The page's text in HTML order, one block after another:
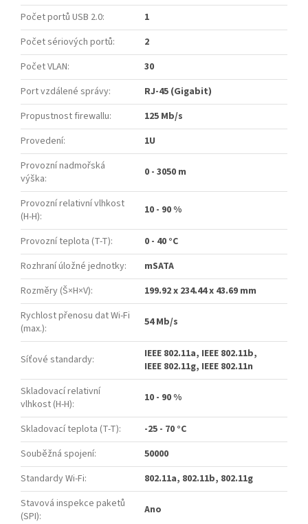
Počet portů USB 2.0:
1
Počet sériových portů:
2
Počet VLAN:
30
Port vzdálené správy:
RJ-45 (Gigabit)
Propustnost firewallu:
125 Mb/s
Provedení:
1U
Provozní nadmořská
výška: 0 - 3050 m
Provozní relativní vlhkost
(H-H): 10 - 90 %
Provozní teplota (T-T):
0 - 40 °C
Rozhraní úložné jednotky:
mSATA
Rozměry (Š×H×V):
199.92 x 234.44 x 43.69 mm
Rychlost přenosu dat Wi-Fi
(max.): 54 Mb/s
Síťové standardy:
IEEE 802.11a, IEEE 802.11b,
IEEE 802.11g, IEEE 802.11n
Skladovací relativní
vlhkost (H-H): 10 - 90 %
Skladovací teplota (T-T):
-25 - 70 °C
Souběžná spojení:
50000
Standardy Wi-Fi:
802.11a, 802.11b, 802.11g
Stavová inspekce paketů
(SPI): Ano